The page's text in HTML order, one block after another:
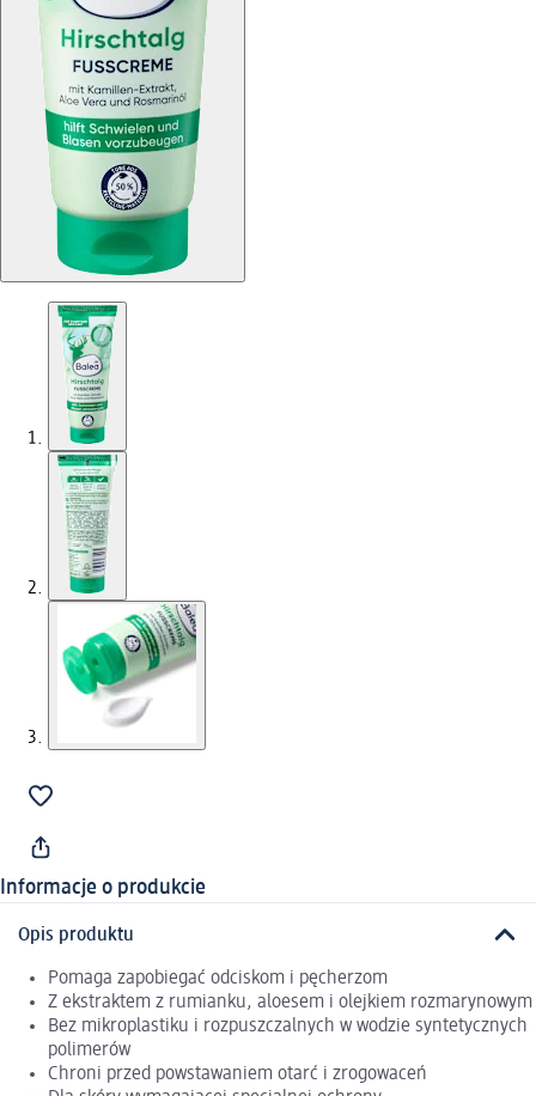
Informacje o produkcie
Opis produktu
Pomaga zapobiegać odciskom i pęcherzom
Z ekstraktem z rumianku, aloesem i olejkiem rozmarynowym
Bez mikroplastiku i rozpuszczalnych w wodzie syntetycznych
polimerów
Chroni przed powstawaniem otarć i zrogowaceń